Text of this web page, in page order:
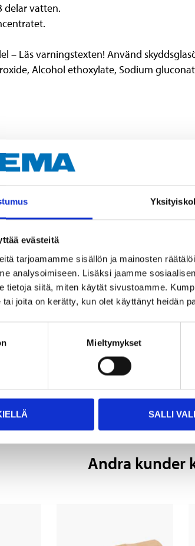
evästeitä
tarjoamamme sisällön ja mainosten
analysoimiseen. Lisäksi jaamme
tietoja siitä, miten käytät sivustoamme.
tai joita on kerätty, kun olet käyttänyt heidän
Mieltymykset
SALLI
delar vatten.
– Läs varningstexten! Använd
Alcohol ethoxylate, Sodium
och ögon.
och övriga dokument
Andra kunder